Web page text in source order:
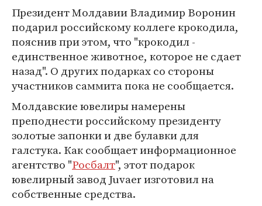
Президент Молдавии Владимир Воронин
подарил российскому коллеге крокодила,
пояснив при этом, что "крокодил -
единственное животное, которое не сдает
назад". О других подарках со стороны
участников саммита пока не сообщается.
Молдавские ювелиры намерены
преподнести российскому президенту
золотые запонки и две булавки для
галстука. Как сообщает информационное
агентство "Росбалт", этот подарок
ювелирный завод Juvaer изготовил на
собственные средства.